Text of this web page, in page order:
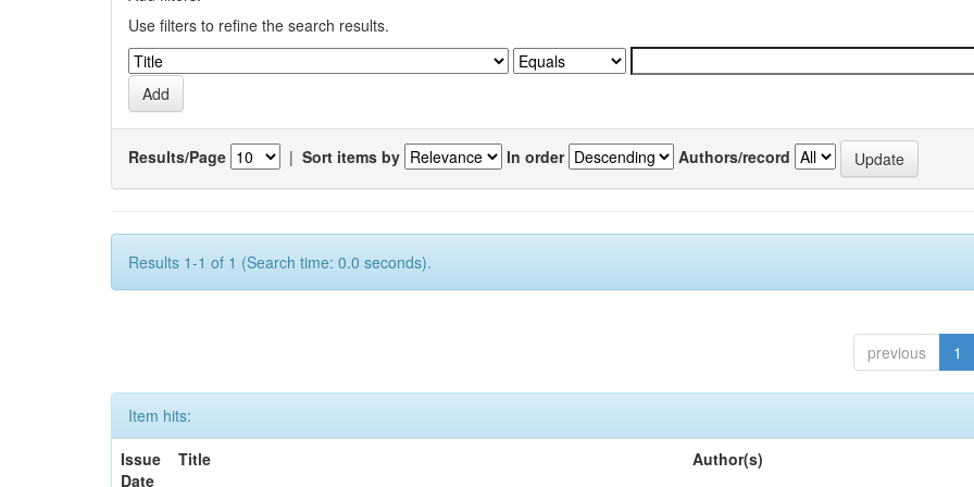
Use filters to refine the search results.
Results/Page | Sort items by In order Authors/record
Results 1-1 of 1 (Search time: 0.0 seconds).
previous 1
Item hits:
Issue
Date
Title Author(s)